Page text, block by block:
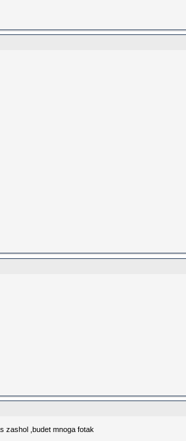
zashol ,budet mnoga fotak